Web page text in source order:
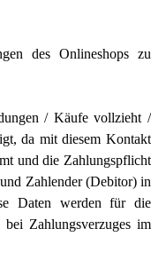
des Onlineshops zu
/ Käufe vollzieht /
da mit diesem Kontakt
und die Zahlungspflicht
Zahlender (Debitor) in
Daten werden für die
Zahlungsverzuges im